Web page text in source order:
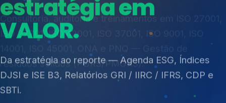
Consultoria, auditoria e treinamentos em ISO 27001,
ISO 27701, ISO 42001, ISO 37001, ISO 9001, ISO
14001, ISO 45001, ONA e PNQ — Gestão de
resíduos sólidos (PGRS/PMGRS).
Mudanças Climáticas
Reputação e Cadeia
Reporte Regulatório